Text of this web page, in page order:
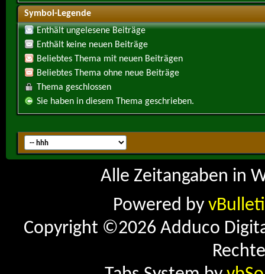
Symbol-Legende
Enthält ungelesene Beiträge
Enthält keine neuen Beiträge
Beliebtes Thema mit neuen Beiträgen
Beliebtes Thema ohne neue Beiträge
Thema geschlossen
Sie haben in diesem Thema geschrieben.
Alle Zeitangaben in
Powered by
Copyright ©2026 Adduco